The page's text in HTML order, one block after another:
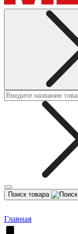
Поиск товара
Главная